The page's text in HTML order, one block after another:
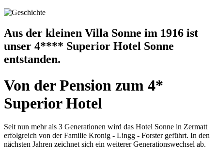
Aus der kleinen Villa Sonne im 1916 ist
unser 4**** Superior Hotel Sonne
entstanden.
Von der Pension zum 4*
Superior Hotel
Seit nun mehr als 3 Generationen wird das Hotel Sonne in Zermatt
erfolgreich von der Familie Kronig - Lingg - Forster geführt. In den
nächsten Jahren zeichnet sich ein weiterer Generationswechsel ab.